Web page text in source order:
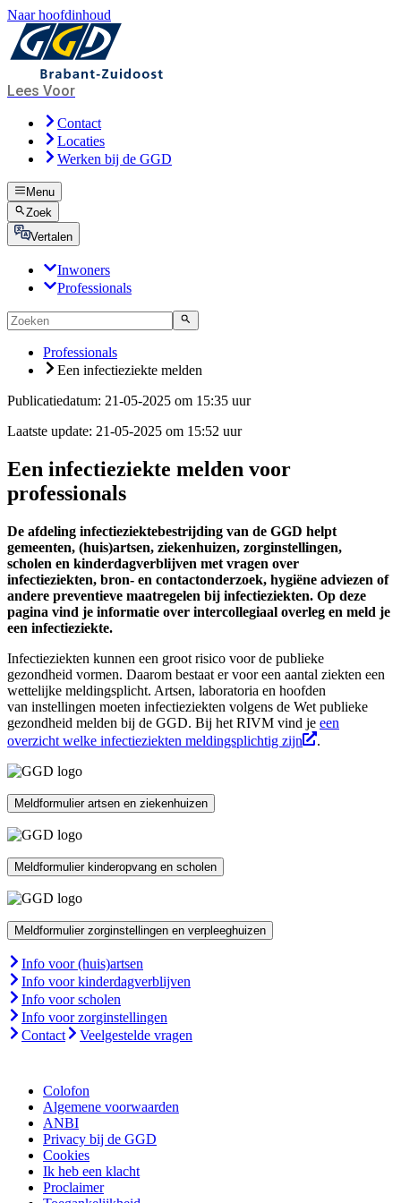
Naar hoofdinhoud
Lees Voor
Contact
Locaties
Werken bij de GGD
Menu
Zoek
Vertalen
Inwoners
Professionals
Professionals
Een infectieziekte melden
Publicatiedatum: 21-05-2025 om 15:35 uur
Laatste update: 21-05-2025 om 15:52 uur
Een infectieziekte melden voor
professionals
De afdeling infectieziektebestrijding van de GGD helpt
gemeenten, (huis)artsen, ziekenhuizen, zorginstellingen,
scholen en kinderdagverblijven met vragen over
infectieziekten, bron- en contactonderzoek, hygiëne adviezen of
andere preventieve maatregelen bij infectieziekten. Op deze
pagina vind je informatie over intercollegiaal overleg en meld je
een infectieziekte.
Infectieziekten kunnen een groot risico voor de publieke
gezondheid vormen. Daarom bestaat er voor een aantal ziekten een
wettelijke meldingsplicht. Artsen, laboratoria en hoofden
van instellingen moeten infectieziekten volgens de Wet publieke
gezondheid melden bij de GGD. Bij het RIVM vind je een
overzicht welke infectieziekten meldingsplichtig zijn .
Meldformulier artsen en ziekenhuizen
Meldformulier kinderopvang en scholen
Meldformulier zorginstellingen en verpleeghuizen
Info voor (huis)artsen
Info voor kinderdagverblijven
Info voor scholen
Info voor zorginstellingen
Contact
Veelgestelde vragen
Colofon
Algemene voorwaarden
ANBI
Privacy bij de GGD
Cookies
Ik heb een klacht
Proclaimer